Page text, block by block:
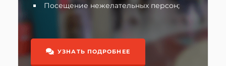
Посещение нежелательных персон;
УЗНАТЬ ПОДРОБНЕЕ